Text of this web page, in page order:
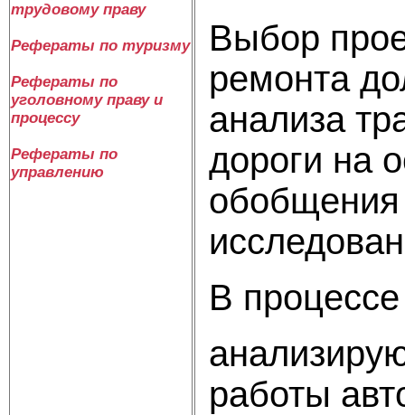
трудовому праву
Рефераты по туризму
Рефераты по
уголовному праву и
процессу
Рефераты по
управлению
Выбор
ремонта
анализа
дороги на
обобщения
В
работы